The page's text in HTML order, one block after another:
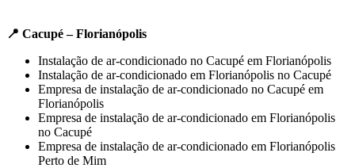
📍 Cacupé – Florianópolis
Instalação de ar-condicionado no Cacupé em Florianópolis
Instalação de ar-condicionado em Florianópolis no Cacupé
Empresa de instalação de ar-condicionado no Cacupé em
Florianópolis
Empresa de instalação de ar-condicionado em Florianópolis
no Cacupé
Empresa de instalação de ar-condicionado em Florianópolis
Perto de Mim